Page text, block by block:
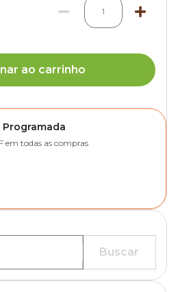
1
ao carrinho
Programada
em todas as compras
Buscar